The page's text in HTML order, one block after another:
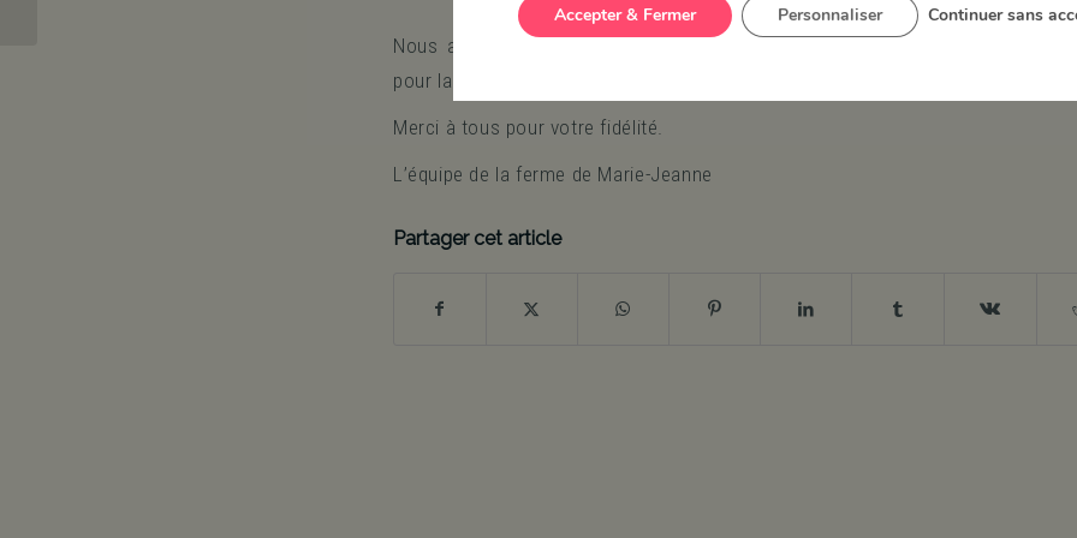
Nous arrêtons de prendre les commandes pour Noël. Vous pouvez passer
pour la Saint Sylvestre.
Merci à tous pour votre fidélité.
L’équipe de la ferme de Marie-Jeanne
Partager cet article
Accepter & Fermer Continuer sans
Personnaliser